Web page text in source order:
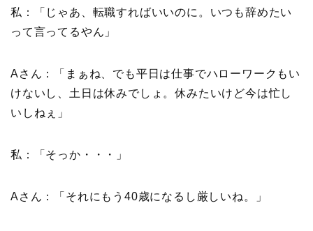
私：「じゃあ、転職すればいいのに。いつも辞めたい
って言ってるやん」
Aさん：「まぁね、でも平日は仕事でハローワークもい
けないし、土日は休みでしょ。休みたいけど今は忙し
いしねぇ」
私：「そっか・・・」
Aさん：「それにもう40歳になるし厳しいね。」